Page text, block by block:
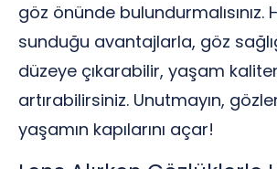
göz önünde bulundurmalısınız.
sunduğu avantajlarla, göz
düzeye çıkarabilir, yaşam
artırabilirsiniz. Unutmayın,
yaşamın kapılarını açar!